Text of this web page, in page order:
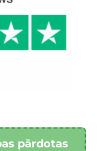
pārdotas